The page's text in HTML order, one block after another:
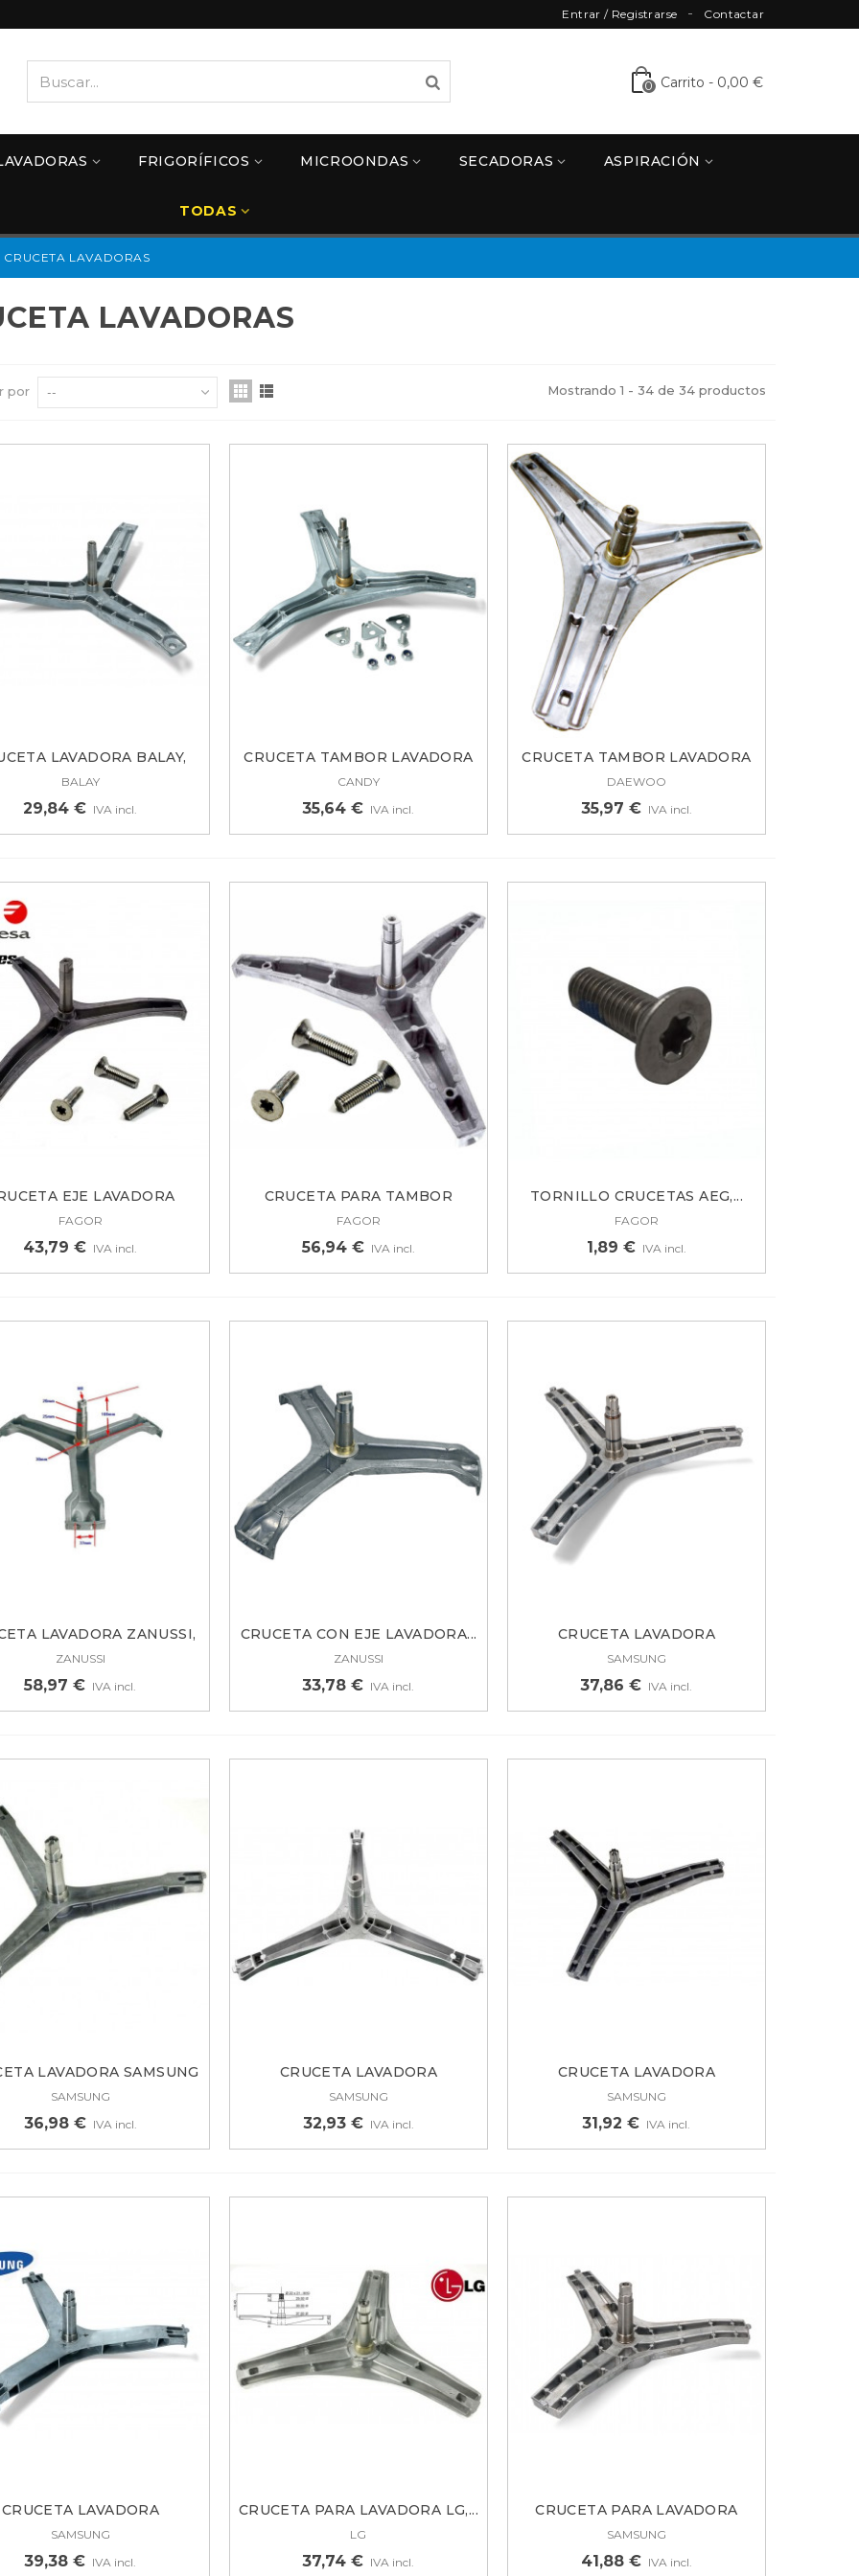
Contactar
Entrar / Registrarse
0 Carrito - 0,00 €
FRIGORÍFICOS MICROONDAS SECADORAS ASPIRACIÓN
TODAS
CRUCETA LAVADORAS
MOTOR
HISENSE,
PUERTA
TEKA, MIDEA
BEKO
PUERTA
COMBI
LAVADORAS
por -- Mostrando 1 - 34 de 34 productos
LAVADORA BALAY,
CROLLS...
BALAY
29,84 € IVA incl.
CRUCETA TAMBOR LAVADORA
CANDY...
CANDY
35,64 € IVA incl.
CRUCETA TAMBOR LAVADORA
DAEWOO...
DAEWOO
35,97 € IVA incl.
EJE LAVADORA
FAGOR,...
FAGOR
43,79 € IVA incl.
CRUCETA PARA TAMBOR
LAVADORA...
FAGOR
56,94 € IVA incl.
TORNILLO CRUCETAS AEG,...
FAGOR
1,89 € IVA incl.
LAVADORA ZANUSSI,
AEG,...
ZANUSSI
58,97 € IVA incl.
CRUCETA CON EJE LAVADORA...
ZANUSSI
33,78 € IVA incl.
CRUCETA LAVADORA
SAMSUNG...
SAMSUNG
37,86 € IVA incl.
LAVADORA SAMSUNG
WF0702N...
SAMSUNG
36,98 € IVA incl.
CRUCETA LAVADORA
SAMSUNG,...
SAMSUNG
32,93 € IVA incl.
CRUCETA LAVADORA
SAMSUNG...
SAMSUNG
31,92 € IVA incl.
CRUCETA LAVADORA
SAMSUNG...
SAMSUNG
39,38 € IVA incl.
CRUCETA PARA LAVADORA LG,...
LG
37,74 € IVA incl.
CRUCETA PARA LAVADORA
SAMSUNG...
SAMSUNG
41,88 € IVA incl.